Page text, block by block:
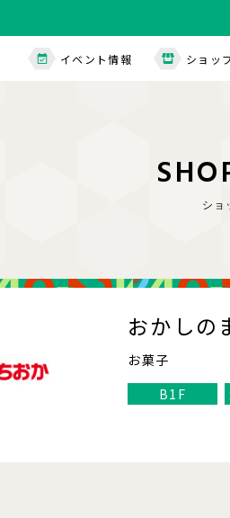
イベント情報 ショッ
SHO
ショ
おかしの
お菓子
B1F